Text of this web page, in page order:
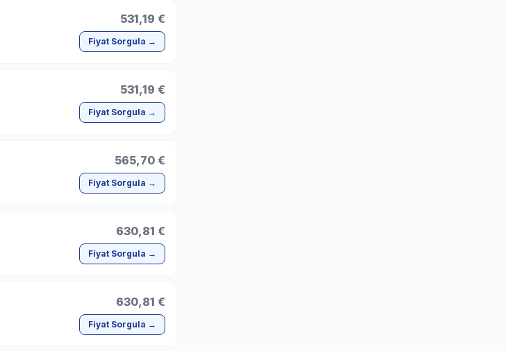
531,19 €
Fiyat Sorgula →
531,19 €
Fiyat Sorgula →
565,70 €
Fiyat Sorgula →
630,81 €
Fiyat Sorgula →
630,81 €
Fiyat Sorgula →